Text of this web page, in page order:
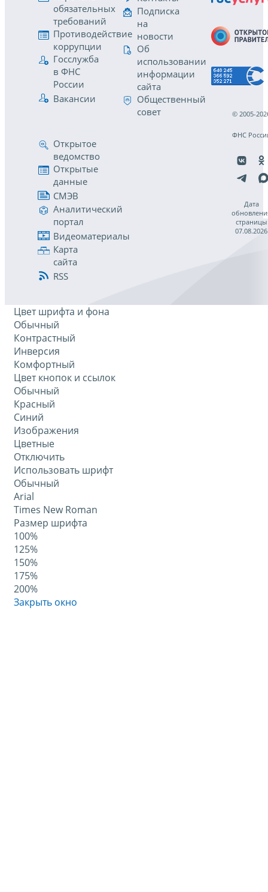
обязательных
требований
Противодействие
коррупции
Госслужба
в ФНС
России
Вакансии
Подписка
на
новости
Об
использовании
информации
сайта
Общественный
совет
Открытое
ведомство
Открытые
данные
СМЭВ
Аналитический
портал
Видеоматериалы
Карта
сайта
RSS
© 2005-
ФНС
Дата
страницы
07.08.2026
Цвет шрифта и фона
Обычный
Контрастный
Инверсия
Комфортный
Цвет кнопок и ссылок
Обычный
Красный
Синий
Изображения
Цветные
Отключить
Использовать шрифт
Обычный
Arial
Times New Roman
Размер шрифта
100%
125%
150%
175%
200%
Закрыть окно